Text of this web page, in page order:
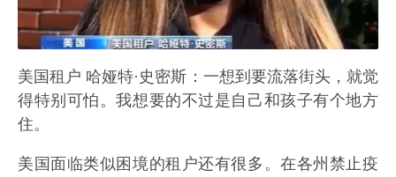
美国租户 哈娅特·史密斯：一想到要流落街头，就觉
得特别可怕。我想要的不过是自己和孩子有个地方
住。
美国面临类似困境的租户还有很多。在各州禁止疫